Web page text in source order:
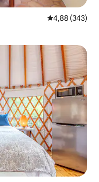
Gemiddelde
4,88 (343)